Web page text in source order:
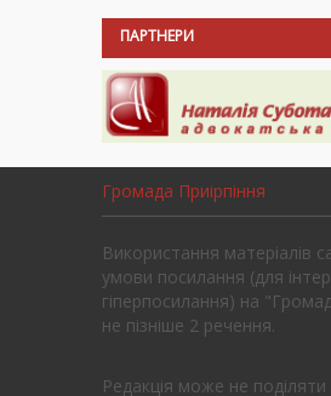
ПАРТНЕРИ
Громада Приірпіння
Використання матеріалів
умови посилання (для
гіперпосилання) на
не пізніше 2 речення.
Редакція може не